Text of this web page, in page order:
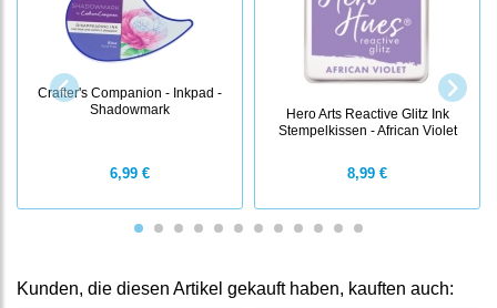
Crafter's Companion - Inkpad -
Shadowmark
6,99 €
Hero Arts Reactive Glitz Ink
Stempelkissen - African Violet
8,99 €
Kunden, die diesen Artikel gekauft haben, kauften auch: